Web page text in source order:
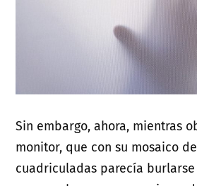
Sin embargo, ahora, mientras
monitor, que con su mosaico
cuadriculadas parecía